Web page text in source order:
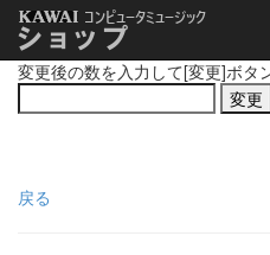
変更後の数を入力して[変更]ボタ
戻る